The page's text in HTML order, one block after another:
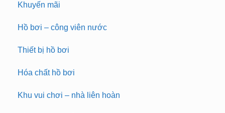
Khuyến mãi
Hồ bơi – công viên nước
Thiết bị hồ bơi
Hóa chất hồ bơi
Khu vui chơi – nhà liên hoàn